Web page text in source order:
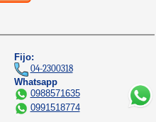
Fijo:
04-2300318
Whatsapp
0988571635
0991518774